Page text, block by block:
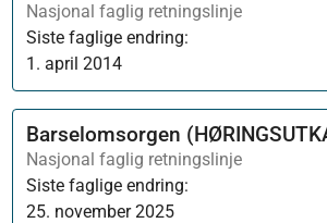
Nasjonal faglig retningslinje
Siste faglige endring:
1. april 2014
Barselomsorgen
Nasjonal faglig retningslinje
Siste faglige endring:
25. november 2025